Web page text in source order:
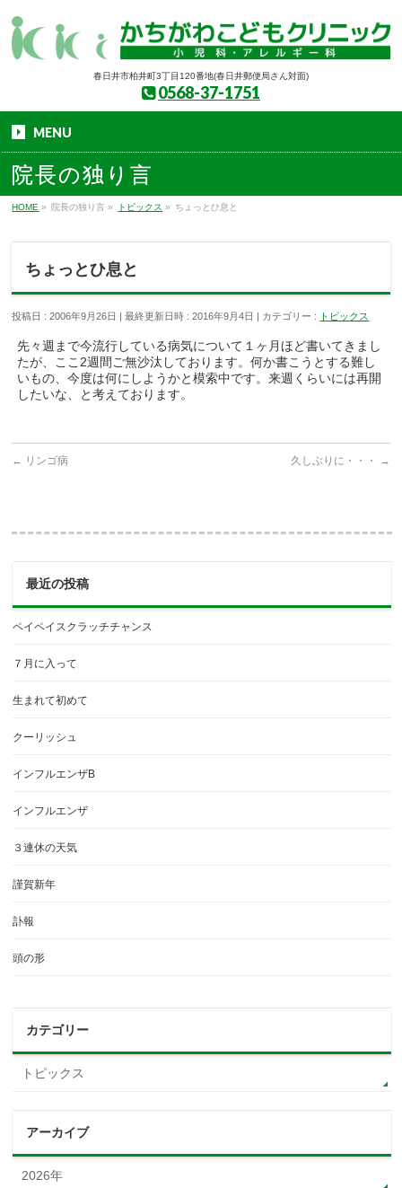
春日井市柏井町3丁目120番地(春日井郵便局さん対面)
0568-37-1751
MENU
院長の独り言
HOME » 院長の独り言 » トピックス » ちょっとひ息と
ちょっとひ息と
投稿日 : 2006年9月26日 最終更新日時 : 2016年9月4日 カテゴリー : トピックス
先々週まで今流行している病気について１ヶ月ほど書いてきまし
たが、ここ2週間ご無沙汰しております。何か書こうとする難し
いもの、今度は何にしようかと模索中です。来週くらいには再開
したいな、と考えております。
← リンゴ病 久しぶりに・・・ →
最近の投稿
ペイペイスクラッチチャンス
７月に入って
生まれて初めて
クーリッシュ
インフルエンザB
インフルエンザ
３連休の天気
謹賀新年
訃報
頭の形
カテゴリー
トピックス
アーカイブ
2026年